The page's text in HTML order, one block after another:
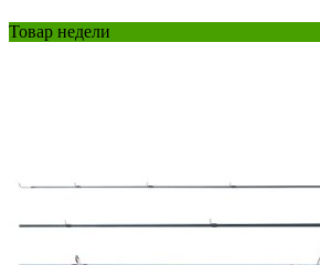
Товар недели